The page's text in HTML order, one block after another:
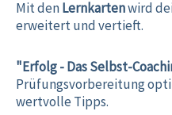
Mit denLernkartenwird
erweitert und vertieft.
"Erfolg - Das Selbst-
Prüfungsvorbereitung
wertvolle Tipps.